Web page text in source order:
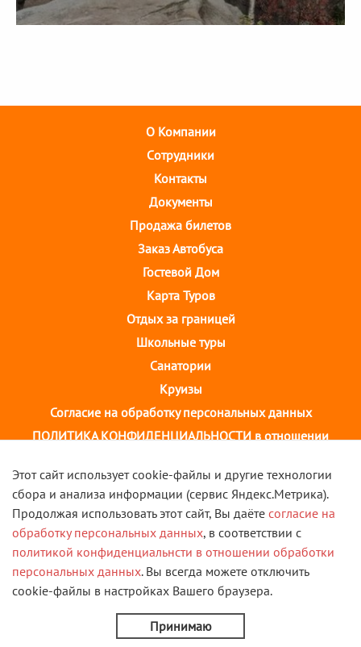
О Компании
Cотрудники
Контакты
Документы
Продажа билетов
Заказ Автобуса
Гостевой Дом
Карта Туров
Отдых за границей
Школьные туры
Санатории
Круизы
Согласие на обработку персональных данных
ПОЛИТИКА КОНФИДЕНЦИАЛЬНОСТИ в отношении
г. Иваново, ул. 10 августа, д.43 ТОЦ "Августин"
2 этаж, тел. +7(4932) 58-14-58
VK
© 2013 - 2026 Туристическая компания "Скорость". Все
права защищены.
Этот сайт использует cookie-файлы и другие технологии
сбора и анализа информации (сервис Яндекс.Метрика).
Продолжая использовать этот сайт, Вы даёте согласие на
обработку персональных данных, в соответствии с
политикой конфиденциальнсти в отношении обработки
персональных данных. Вы всегда можете отключить
cookie-файлы в настройках Вашего браузера.
Принимаю